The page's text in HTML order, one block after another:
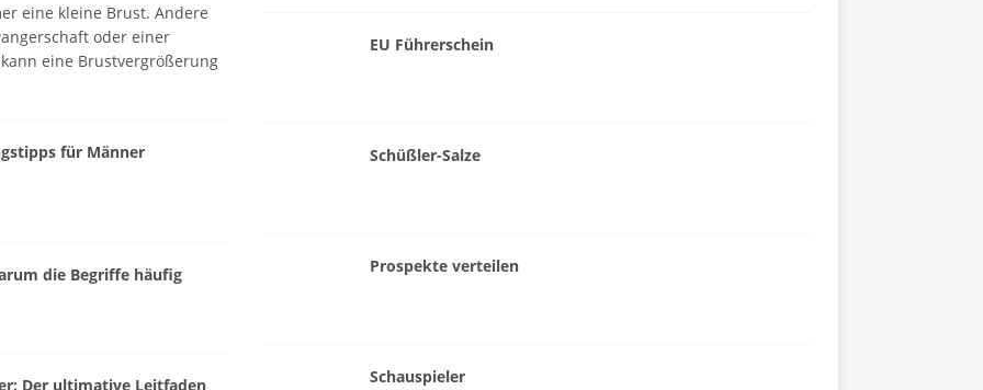
eine kleine Brust. Andere
oder einer
eine Brustvergrößerung
für Männer
die Begriffe häufig
Der ultimative Leitfaden
EU Führerschein
Schüßler-Salze
Prospekte verteilen
Schauspieler